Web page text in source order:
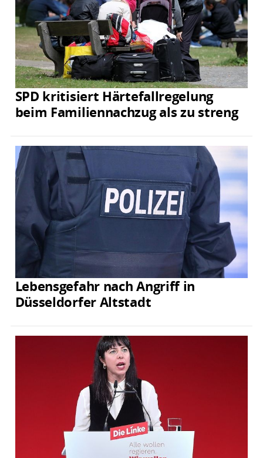
SPD kritisiert Härtefallregelung
beim Familiennachzug als zu streng
Lebensgefahr nach Angriff in
Düsseldorfer Altstadt